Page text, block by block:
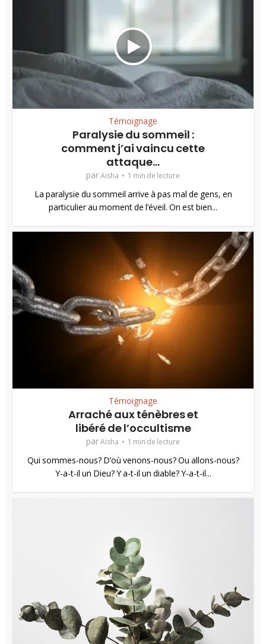
Témoignage
Paralysie du sommeil :
comment j’ai vaincu cette
attaque...
parAisha 1 min de lecture
La paralysie du sommeil arrive à pas mal de gens, en
particulier au moment de l’éveil. On est bien...
Témoignage
Arraché aux ténèbres et
libéré de l’occultisme
parAisha 1 min de lecture
Qui sommes-nous? D’où venons-nous? Ou allons-nous?
Y-a-t-il un Dieu? Y a-t-il un diable? Y-a-t-il...